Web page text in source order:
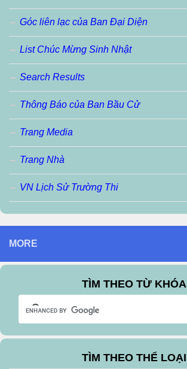
Góc liên lạc của Ban Đại Diện
List Chúc Mừng Sinh Nhật
Search Results
Thông Báo của Ban Bầu Cử
Trang Media
Trang Nhà
VN Lịch Sử Trường Thi
MORE
TÌM THEO TỪ KHÓA
TÌM THEO THỂ LOẠI